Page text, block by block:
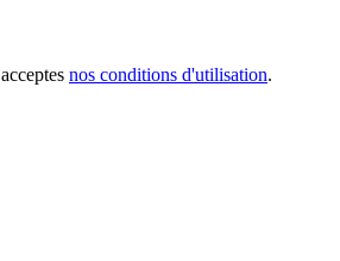
nos conditions d'utilisation.